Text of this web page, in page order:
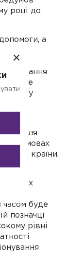
році до
а
З
Проте
у
роль для
в умовах
країни.
часом буде
позначці
рівні